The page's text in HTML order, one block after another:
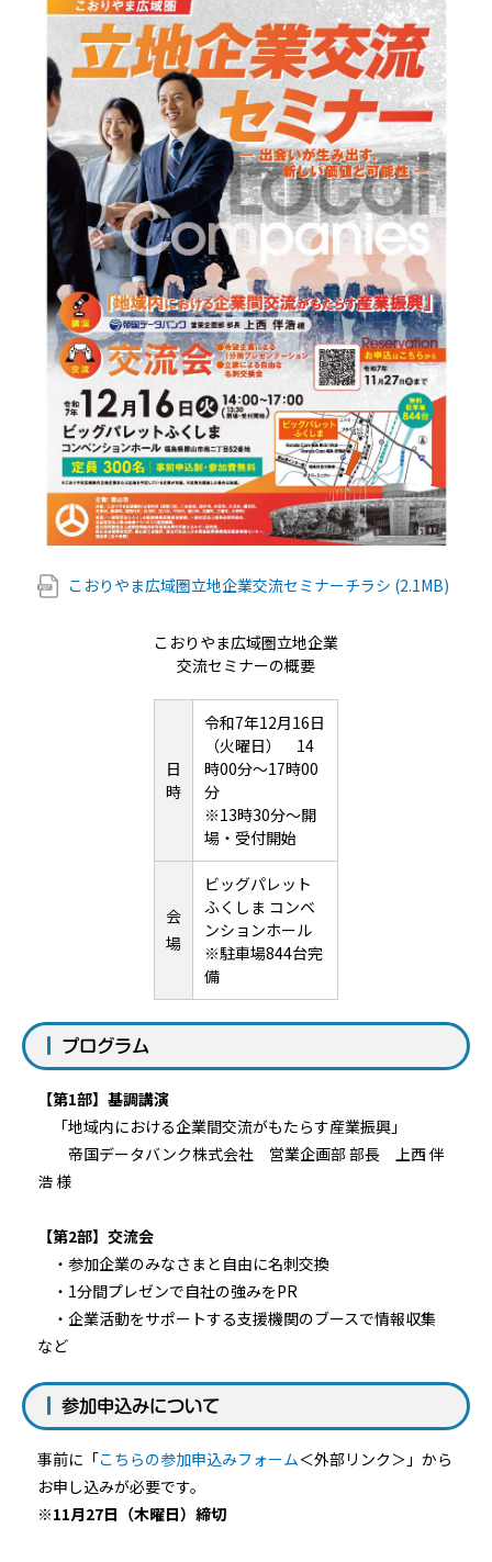
こおりやま広域圏立地企業交流セミナーチラシ (2.1MB)
こおりやま広域圏立地企業
交流セミナーの概要
日
時
令和7年12月16日
（火曜日） 14
時00分～17時00
分
※13時30分～開
場・受付開始
会
場
ビッグパレット
ふくしま コンベ
ンションホール
※駐車場844台完
備
プログラム
【第1部】基調講演
「地域内における企業間交流がもたらす産業振興」
帝国データバンク株式会社 営業企画部 部長 上西 伴
浩 様
【第2部】交流会
・参加企業のみなさまと自由に名刺交換
・1分間プレゼンで自社の強みをPR
・企業活動をサポートする支援機関のブースで情報収集
など
参加申込みについて
事前に「こちらの参加申込みフォーム＜外部リンク＞ 」から
お申し込みが必要です。
※11月27日（木曜日）締切